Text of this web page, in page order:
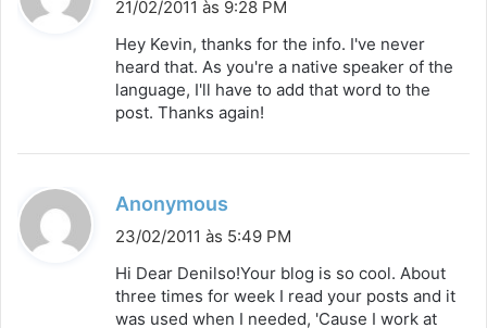
s
e
21/02/2011 às 9:28 PM
Hey Kevin, thanks for the info. I've never
heard that. As you're a native speaker of the
language, I'll have to add that word to the
post. Thanks again!
Anonymous
i
s
e
23/02/2011 às 5:49 PM
Hi Dear Denilso!Your blog is so cool. About
three times for week I read your posts and it
was used when I needed, 'Cause I work at